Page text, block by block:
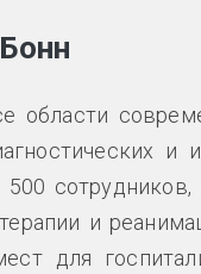
области
и
и
для